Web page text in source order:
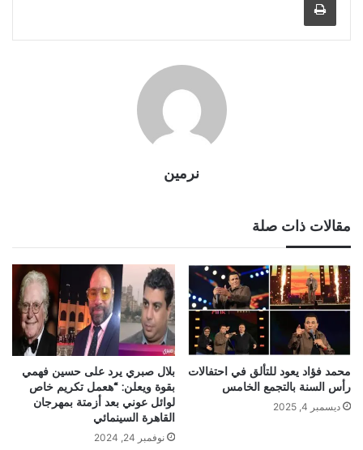
نرمين
مقالات ذات صلة
محمد فؤاد يعود للتألق في احتفالات
رأس السنة بالتجمع الخامس
ديسمبر 4, 2025
بلال صبري يرد على حسين فهمي
بقوة ويعلن: “هعمل تكريم خاص
لوائل عوني بعد أزمتة بمهرجان
القاهرة السينمائي
نوفمبر 24, 2024